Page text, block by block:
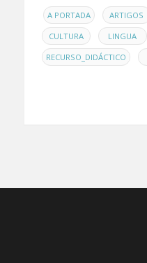
ENA PORTADA , ARTIGOS
CULTURA , LINGUA ,
RECURSO_DIDÁCTICO ,